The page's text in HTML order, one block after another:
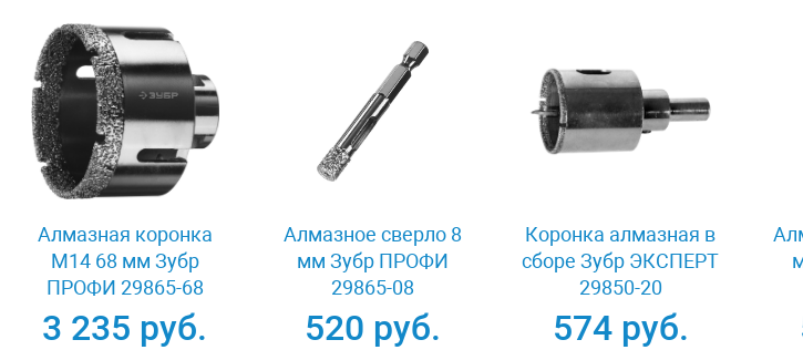
Алмазная коронка
М14 68 мм Зубр
ПРОФИ 29865-68
3 235 руб.
Алмазное сверло 8
мм Зубр ПРОФИ
29865-08
520 руб.
Коронка алмазная в
сборе Зубр ЭКСПЕРТ
29850-20
574 руб.